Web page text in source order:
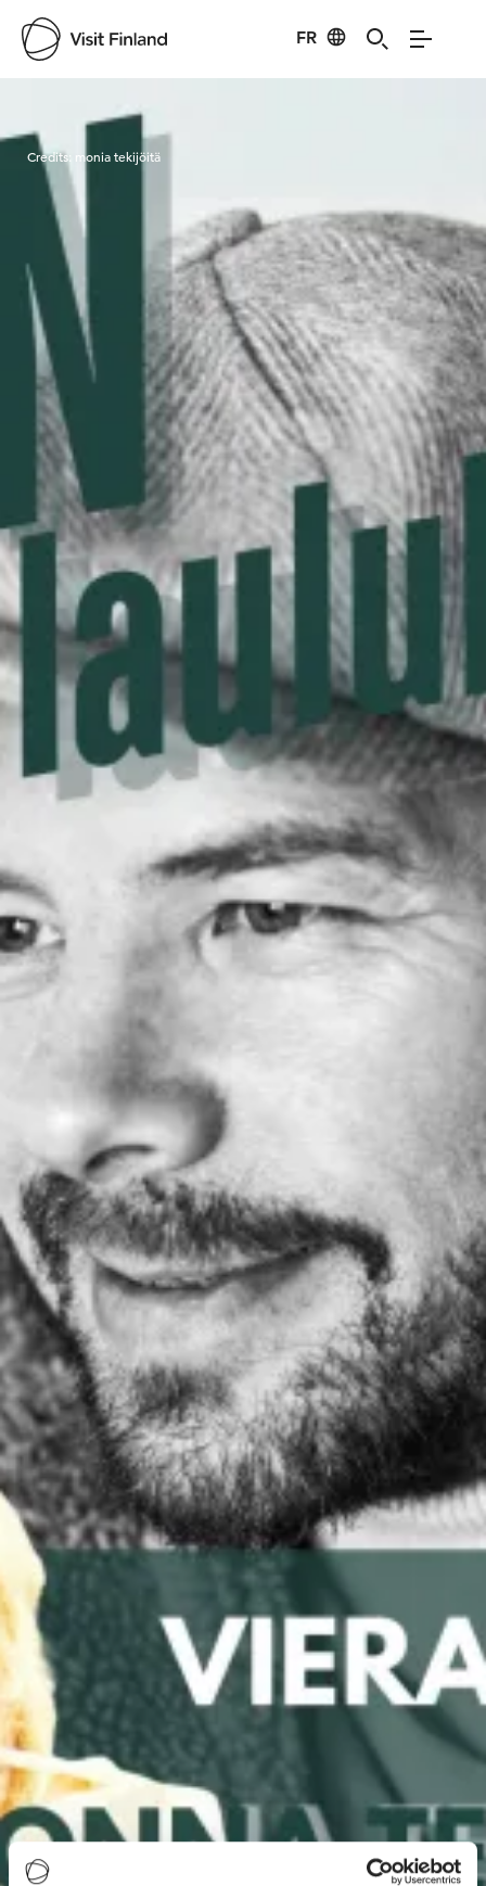
FR
Visit Finland
Credits: monia tekijöitä